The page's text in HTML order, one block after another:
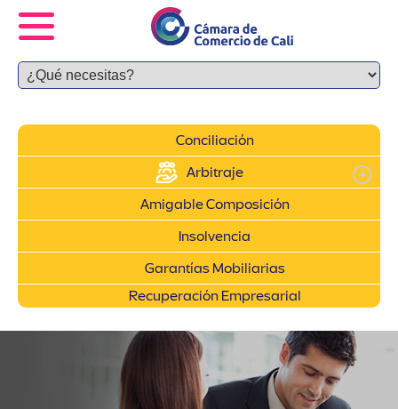
Conciliación
Arbitraje
Amigable Composición
Insolvencia
Garantías Mobiliarias
Recuperación Empresarial